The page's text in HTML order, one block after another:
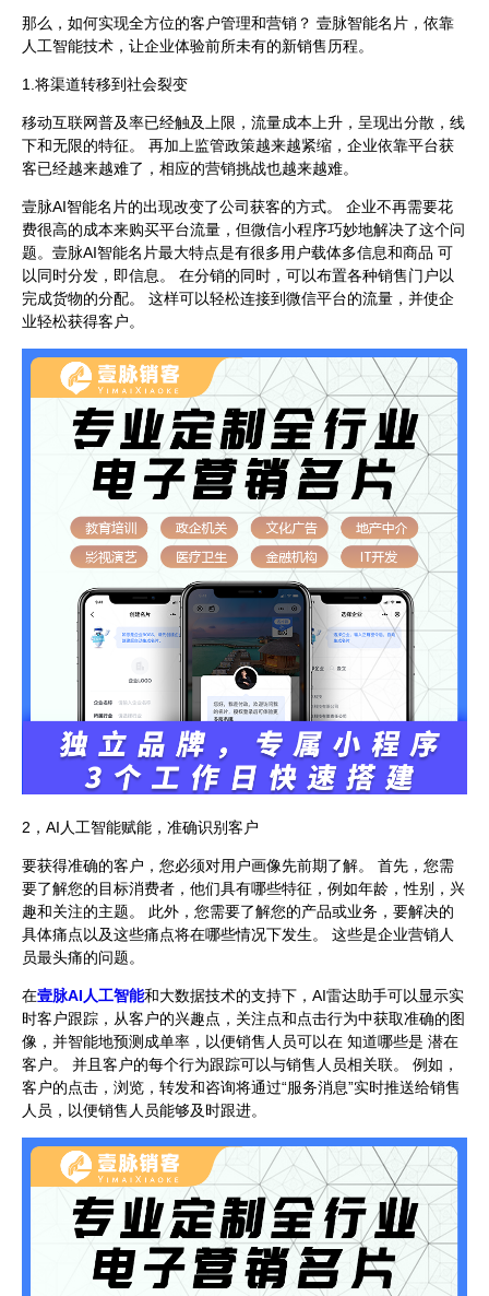
那么，如何实现全方位的客户管理和营销？ 壹脉智能名片，依靠
人工智能技术，让企业体验前所未有的新销售历程。
1.将渠道转移到社会裂变
移动互联网普及率已经触及上限，流量成本上升，呈现出分散，线
下和无限的特征。 再加上监管政策越来越紧缩，企业依靠平台获
客已经越来越难了，相应的营销挑战也越来越难。
壹脉AI智能名片的出现改变了公司获客的方式。 企业不再需要花
费很高的成本来购买平台流量，但微信小程序巧妙地解决了这个问
题。壹脉AI智能名片最大特点是有很多用户载体多信息和商品 可
以同时分发，即信息。 在分销的同时，可以布置各种销售门户以
完成货物的分配。 这样可以轻松连接到微信平台的流量，并使企
业轻松获得客户。
2，AI人工智能赋能，准确识别客户
要获得准确的客户，您必须对用户画像先前期了解。 首先，您需
要了解您的目标消费者，他们具有哪些特征，例如年龄，性别，兴
趣和关注的主题。 此外，您需要了解您的产品或业务，要解决的
具体痛点以及这些痛点将在哪些情况下发生。 这些是企业营销人
员最头痛的问题。
在壹脉AI人工智能和大数据技术的支持下，AI雷达助手可以显示实
时客户跟踪，从客户的兴趣点，关注点和点击行为中获取准确的图
像，并智能地预测成单率，以便销售人员可以在 知道哪些是 潜在
客户。 并且客户的每个行为跟踪可以与销售人员相关联。 例如，
客户的点击，浏览，转发和咨询将通过“服务消息”实时推送给销售
人员，以便销售人员能够及时跟进。